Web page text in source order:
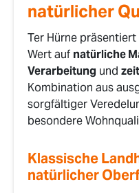
natürlicher
Ter Hürne präsentiert
Wert auf natürliche
Verarbeitung und
Kombination aus
sorgfältiger
besondere
Klassische
natürlicher